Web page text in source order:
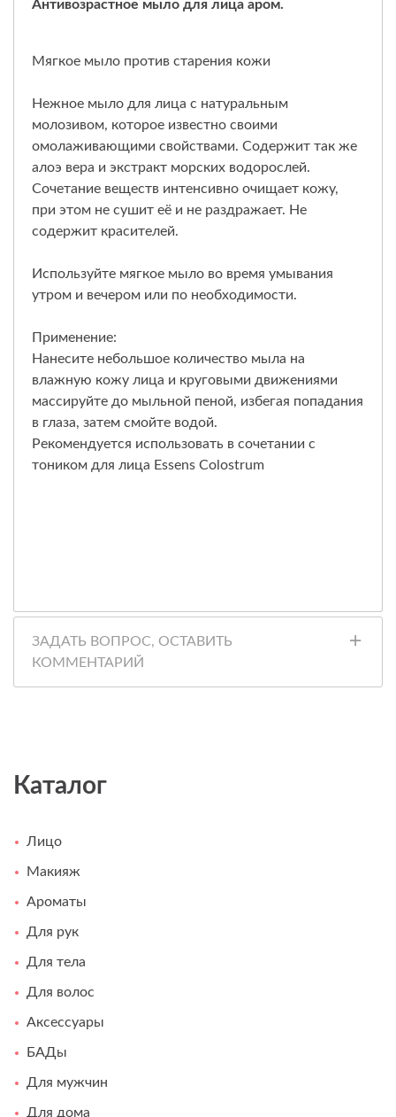
Антивозрастное мыло для лица аром.
Мягкое мыло против старения кожи
Нежное мыло для лица с натуральным
молозивом, которое известно своими
омолаживающими свойствами. Содержит так же
алоэ вера и экстракт морских водорослей.
Сочетание веществ интенсивно очищает кожу,
при этом не сушит её и не раздражает. Не
содержит красителей.
Используйте мягкое мыло во время умывания
утром и вечером или по необходимости.
Применение:
Нанесите небольшое количество мыла на
влажную кожу лица и круговыми движениями
массируйте до мыльной пеной, избегая попадания
в глаза, затем смойте водой.
Рекомендуется использовать в сочетании с
тоником для лица Essens Colostrum
ЗАДАТЬ ВОПРОС, ОСТАВИТЬ
КОММЕНТАРИЙ
Каталог
Лицо
Макияж
Ароматы
Для рук
Для тела
Для волос
Аксессуары
БАДы
Для мужчин
Для дома